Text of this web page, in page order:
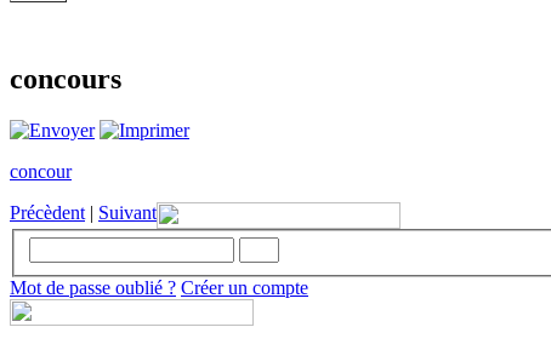
concours
concour
Précèdent | Suivant
Mot de passe oublié ? Créer un compte